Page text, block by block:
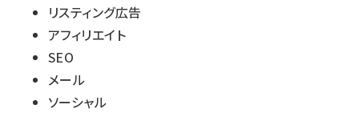
リスティング広告
アフィリエイト
SEO
メール
ソーシャル